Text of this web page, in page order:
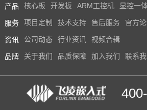
产品 核心板 开发板 ARM工控机 显控一
服务 项目定制 技术支持 售后服务 官方
资讯 公司动态 行业资讯 视频合辑
品牌 关于我们 品质保障 加入我们 联系